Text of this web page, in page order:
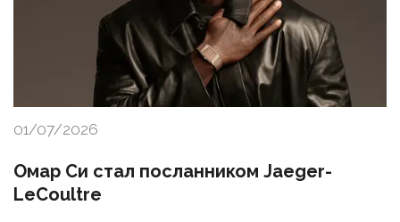
01/07/2026
Омар Си стал посланником Jaeger-
LeCoultre